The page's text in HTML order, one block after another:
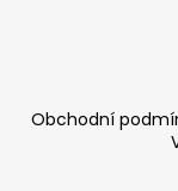
Obchodní